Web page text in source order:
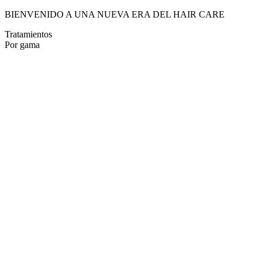
BIENVENIDO A UNA NUEVA ERA DEL HAIR CARE
Tratamientos
Por gama